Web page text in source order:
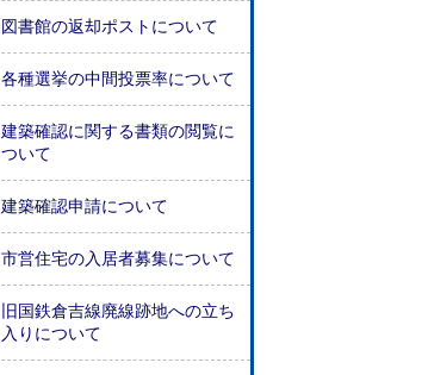
図書館の返却ポストについて
各種選挙の中間投票率について
建築確認に関する書類の閲覧に
ついて
建築確認申請について
市営住宅の入居者募集について
旧国鉄倉吉線廃線跡地への立ち
入りについて